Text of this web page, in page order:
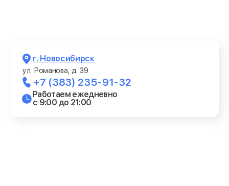
г. Новосибирск
ул. Романова, д. 39
+7 (383) 235-91-32
Работаем ежедневно
с 9:00 до 21:00